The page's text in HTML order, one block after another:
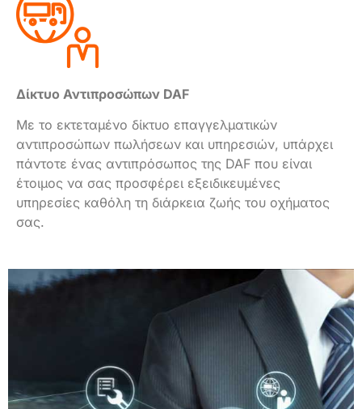
Δίκτυο Αντιπροσώπων DAF
Με το εκτεταμένο δίκτυο επαγγελματικών
αντιπροσώπων πωλήσεων και υπηρεσιών, υπάρχει
πάντοτε ένας αντιπρόσωπος της DAF που είναι
έτοιμος να σας προσφέρει εξειδικευμένες
υπηρεσίες καθόλη τη διάρκεια ζωής του οχήματος
σας.